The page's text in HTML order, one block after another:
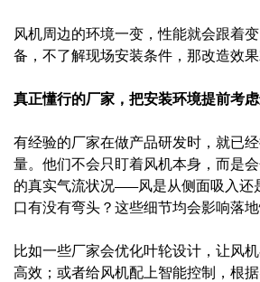
风机周边的环境一变，性能就会跟着
备，不了解现场安装条件，那改造效果
真正懂行的厂家，把安装环境提前考
有经验的厂家在做产品研发时，就已
量。他们不会只盯着风机本身，而是
的真实气流状况——风是从侧面吸入还
口有没有弯头？这些细节均会影响落地
比如一些厂家会优化叶轮设计，让风
高效；或者给风机配上智能控制，根据